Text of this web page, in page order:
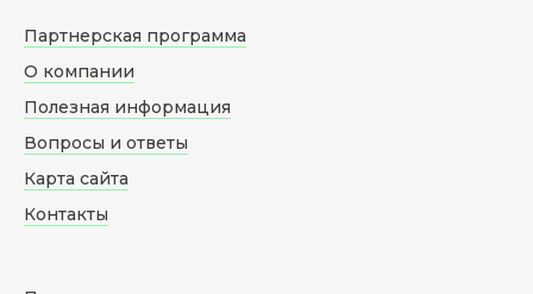
Партнерская программа
О компании
Полезная информация
Вопросы и ответы
Карта сайта
Контакты